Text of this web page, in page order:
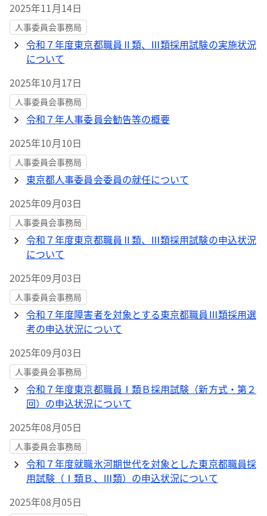
2025年11月14日
人事委員会事務局
令和７年度東京都職員Ⅱ類、Ⅲ類採用試験の実施状況
について
2025年10月17日
人事委員会事務局
令和７年人事委員会勧告等の概要
2025年10月10日
人事委員会事務局
東京都人事委員会委員の就任について
2025年09月03日
人事委員会事務局
令和７年度東京都職員Ⅱ類、Ⅲ類採用試験の申込状況
について
2025年09月03日
人事委員会事務局
令和７年度障害者を対象とする東京都職員Ⅲ類採用選
考の申込状況について
2025年09月03日
人事委員会事務局
令和７年度東京都職員Ⅰ類Ｂ採用試験（新方式・第２
回）の申込状況について
2025年08月05日
人事委員会事務局
令和７年度就職氷河期世代を対象とした東京都職員採
用試験（Ⅰ類Ｂ、Ⅲ類）の申込状況について
2025年08月05日